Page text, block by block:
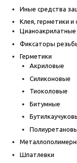
Иные средства
Клея, герметики
Цианоакрилатные
Фиксаторы
Герметики
Акриловые
Силиконовые
Тиоколовые
Битумные
Шпатлевки